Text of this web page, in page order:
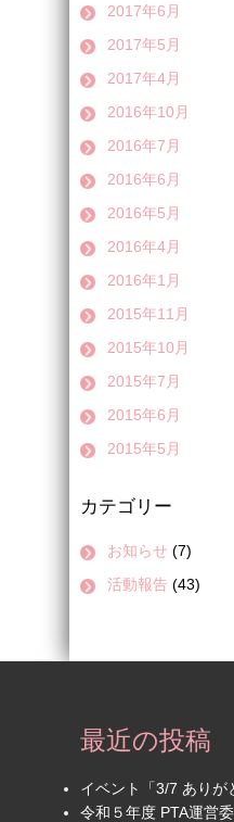
2017年6月
2017年5月
2017年4月
2016年10月
2016年7月
2016年6月
2016年5月
2016年4月
2016年1月
2015年11月
2015年10月
2015年7月
2015年6月
2015年5月
カテゴリー
お知らせ (7)
活動報告 (43)
最近の投稿
イベント「3/7 ありが
令和５年度 PTA運営